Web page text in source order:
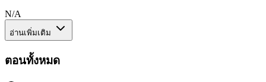
N/A
อ่านเพิ่มเติม
ตอนทั้งหมด